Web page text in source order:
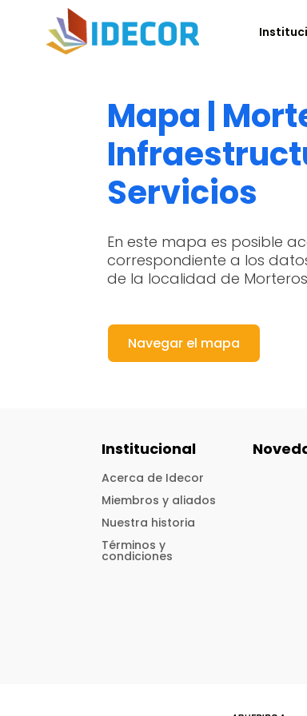
Mapa |
Servicios
En este mapa es posible
correspondiente a los
de la localidad de
Navegar el mapa
Institucional
Acerca de Idecor
Miembros y aliados
Nuestra historia
Términos y
condiciones